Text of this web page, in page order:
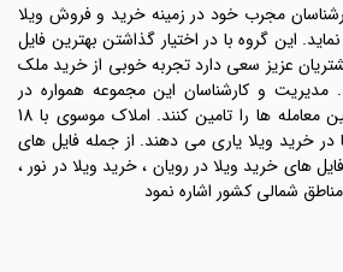
مجرب خود در زمینه خرید و فروش ویلا
این گروه با در اختیار گذاشتن بهترین فایل
عزیز سعی دارد تجربه خوبی از خرید ملک
مدیریت و کارشناسان این مجموعه همواره در
تلاش هستند رضایت طرفین معامله ها را تامین کنند. املاک موسوی با 18
در خرید ویلا یاری می دهند. از جمله فایل های
های خرید ویلا در رویان ، خرید ویلا در نور ،
شمالی کشور اشاره نمود